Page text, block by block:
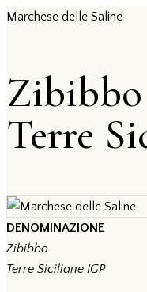
Marchese delle Saline
Zibibbo
Terre
DENOMINAZIONE
Zibibbo
Terre Siciliane IGP